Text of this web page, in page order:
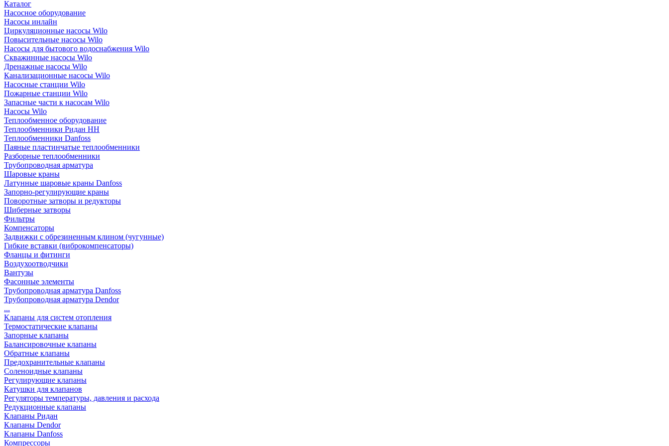
Каталог
Насосное оборудование
Насосы инлайн
Циркуляционные насосы Wilo
Повысительные насосы Wilo
Насосы для бытового водоснабжения Wilo
Скважинные насосы Wilo
Дренажные насосы Wilo
Канализационные насосы Wilo
Насосные станции Wilo
Пожарные станции Wilo
Запасные части к насосам Wilo
Насосы Wilo
Теплообменное оборудование
Теплообменники Ридан НН
Теплообменники Danfoss
Паяные пластинчатые теплообменники
Разборные теплообменники
Трубопроводная арматура
Шаровые краны
Латунные шаровые краны Danfoss
Запорно-регулирующие краны
Поворотные затворы и редукторы
Шиберные затворы
Фильтры
Компенсаторы
Задвижки с обрезиненным клином (чугунные)
Гибкие вставки (виброкомпенсаторы)
Фланцы и фитинги
Воздухоотводчики
Вантузы
Фасонные элементы
Трубопроводная арматура Danfoss
Трубопроводная арматура Dendor
...
Клапаны для систем отопления
Термостатические клапаны
Запорные клапаны
Балансировочные клапаны
Обратные клапаны
Предохранительные клапаны
Соленоидные клапаны
Регулирующие клапаны
Катушки для клапанов
Регуляторы температуры, давления и расхода
Редукционные клапаны
Клапаны Ридан
Клапаны Dendor
Клапаны Danfoss
Компрессоры